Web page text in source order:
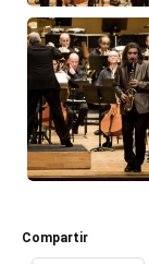
Compartir